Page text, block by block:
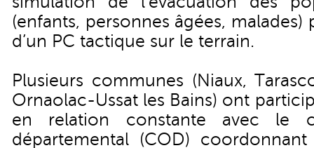
(enfants, personnes âgées,
d’un PC tactique sur le terrain.
Plusieurs communes (Niaux,
Ornaolac-Ussat les Bains) ont
en relation constante avec le
départemental (COD)